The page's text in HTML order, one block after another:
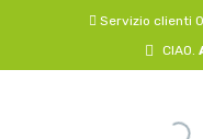
Servizio clienti
CIAO.